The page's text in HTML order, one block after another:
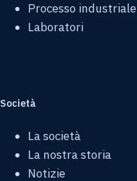
Processo industriale
Laboratori
Società
La società
La nostra storia
Notizie